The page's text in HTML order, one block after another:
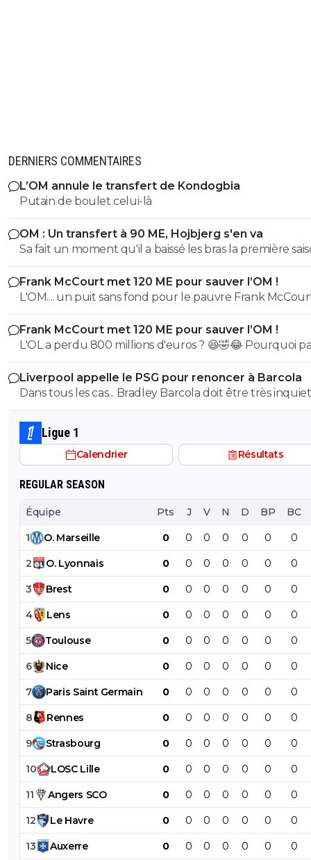
DERNIERS COMMENTAIRES
L’OM annule le transfert de Kondogbia
Putain de boulet celui-là
OM : Un transfert à 90 ME, Hojbjerg s'en va
Sa fait un moment qu'il a baissé les bras la première
etait top mais depuis quelques match etait en dessus.
et bon vent a lui pour le reste de sa carrière ...
Frank McCourt met 120 ME pour sauver l’OM !
L'OM.... un puit sans fond pour le pauvre Frank
Frank McCourt met 120 ME pour sauver l’OM !
L'OL a perdu 800 millions d'euros ? 😆🤣😂 Pourquoi pas un
milliard tant que tu y es ! ^^
Liverpool appelle le PSG pour renoncer à Barcola
Dans tous les cas... Bradley Barcola doit être très inquiet.
qui est vraiment compréhensible lorsque l'on sait
le PSG a traiter Kylian Mbappé lorsqu'il avait voulu
PSG.
Ligue 1
Calendrier Résultats
REGULAR SEASON
Équipe Pts J V N D BP BC
1 O. Marseille 0 0 0 0 0 0 0
2 O. Lyonnais 0 0 0 0 0 0 0
3 Brest 0 0 0 0 0 0 0
4 Lens 0 0 0 0 0 0 0
5 Toulouse 0 0 0 0 0 0 0
6 Nice 0 0 0 0 0 0 0
7 Paris Saint Germain 0 0 0 0 0 0 0
8 Rennes 0 0 0 0 0 0 0
9 Strasbourg 0 0 0 0 0 0 0
10 LOSC Lille 0 0 0 0 0 0 0
11 Angers SCO 0 0 0 0 0 0 0
12 Le Havre 0 0 0 0 0 0 0
13 Auxerre 0 0 0 0 0 0 0